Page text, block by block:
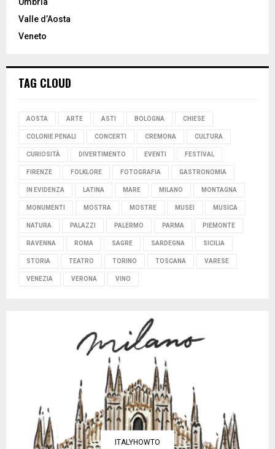
Valle d’Aosta
Veneto
TAG CLOUD
AOSTA ARTE ASTI BOLOGNA CHIESE
COLONIE PENALI CONCERTI CREMONA CULTURA
CURIOSITÀ DIVERTIMENTO EVENTI FESTIVAL
FIRENZE FOLKLORE FOTOGRAFIA GASTRONOMIA
IN EVIDENZA LATINA MARE MILANO MONTAGNA
MONUMENTI MOSTRA MOSTRE MUSEI MUSICA
NATURA PALAZZI PALERMO PARMA PIEMONTE
RAVENNA ROMA SAGRE SARDEGNA SICILIA
STORIA TEATRO TORINO TOSCANA VARESE
VENEZIA VERONA VINO
ITALYHOWTO